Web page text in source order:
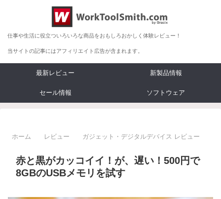
仕事や生活に役立ついろいろな商品をおもしろおかしく体験レビュー！
当サイトの記事にはアフィリエイト広告が含まれます。
最新レビュー 新製品情報
セール情報 ソフトウェア
ホーム レビュー ガジェット・デジタルデバイス レビュー
赤と黒がカッコイイ！が、遅い！500円で
8GBのUSBメモリを試す